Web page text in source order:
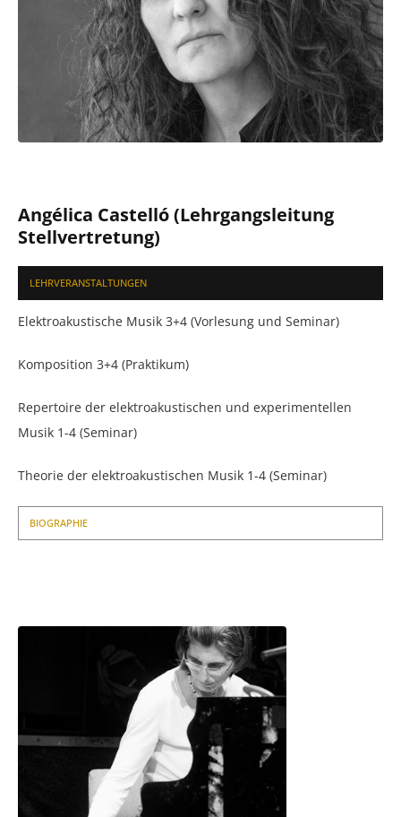
Angélica Castelló (Lehrgangsleitung
Stellvertretung)
LEHRVERANSTALTUNGEN
Elektroakustische Musik 3+4 (Vorlesung und Seminar)
Komposition 3+4 (Praktikum)
Repertoire der elektroakustischen und experimentellen
Musik 1-4 (Seminar)
Theorie der elektroakustischen Musik 1-4 (Seminar)
BIOGRAPHIE